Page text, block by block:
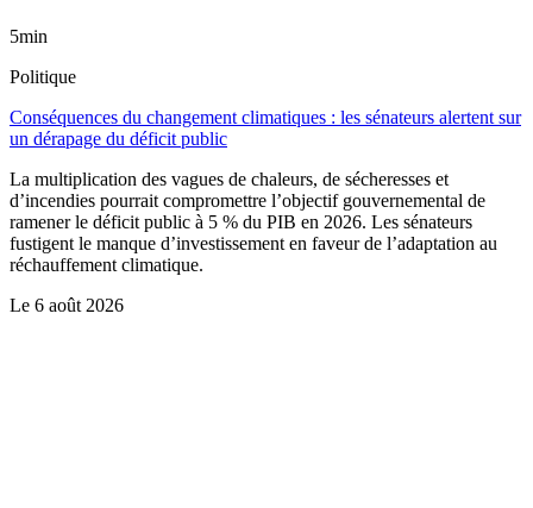
5min
Politique
Conséquences du changement climatiques : les sénateurs alertent sur
un dérapage du déficit public
La multiplication des vagues de chaleurs, de sécheresses et
d’incendies pourrait compromettre l’objectif gouvernemental de
ramener le déficit public à 5 % du PIB en 2026. Les sénateurs
fustigent le manque d’investissement en faveur de l’adaptation au
réchauffement climatique.
Le 6 août 2026